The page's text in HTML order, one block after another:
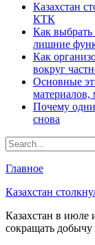
Казахстан
КТК
Как выбрать
лишние
Как
вокруг
Основные
Почему одни
снова
Главное
Казахстан
Казахстан в июле
сокращать